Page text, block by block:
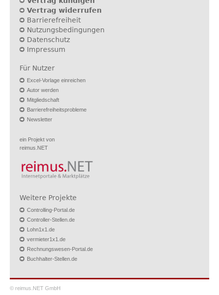
Vertrag widerrufen
Barrierefreiheit
Nutzungsbedingungen
Datenschutz
Impressum
Für Nutzer
Excel-Vorlage einreichen
Autor werden
Mitgliedschaft
Barrierefreiheitsprobleme
Newsletter
ein Projekt von
reimus.NET
Weitere Projekte
Controlling-Portal.de
Controller-Stellen.de
Lohn1x1.de
vermieter1x1.de
Rechnungswesen-Portal.de
Buchhalter-Stellen.de
© reimus.NET GmbH